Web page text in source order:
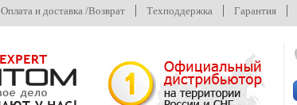
Оплата и доставка /Возврат Техподдержка Гарантия